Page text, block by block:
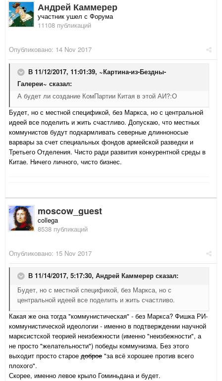
Андрей Каммерер
участник ушел с Форума
11108 публикаций
Опубликовано: 14 Nov 2017
В 11/12/2017, 11:01:39, ~Картина-из-Бездны-
Галереи~ сказал:
А будет ли создание КомПартии Китая в этой АИ?:О
Будет, но с местной спецификой, без Маркса, но с центральной
идеей все поделить и жить счастливо. Допускаю, что местных
коммунистов будут подкармливать северные длинноносые
варвары за счет специальных фондов армейской разведки и
Третьего Отделения. Чисто ради развития конкурентной среды в
Китае. Ничего личного, чисто бизнес.
moscow_guest
collega
8538 публикаций
Опубликовано: 15 Nov 2017
В 11/14/2017, 5:17:30, Андрей Каммерер сказал:
Будет, но с местной спецификой, без Маркса, но с
центральной идеей все поделить и жить счастливо.
Какая же она тогда "коммунистическая" - без Маркса? Фишка РИ-
коммунистической идеологии - именно в подтверждении научной
марксистской теорией неизбежности (именно "неизбежности", а
не просто "желательности") победы коммунизма. Без этого
выходит просто старое доброе "за всё хорошее против всего
плохого".
Скорее, именно левое крыло Гоминьдана и будет.